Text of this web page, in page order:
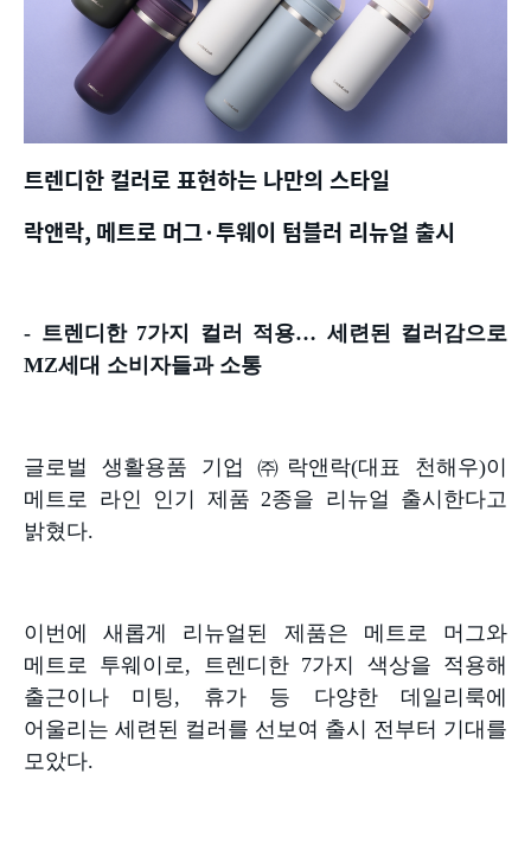
트렌디한 컬러로 표현하는 나만의 스타일
락앤락, 메트로 머그·투웨이 텀블러 리뉴얼 출시
- 트렌디한7가지 컬러 적용… 세련된 컬러감으로
MZ세대 소비자들과 소통
글로벌 생활용품 기업 ㈜락앤락(대표 천해우)이
메트로 라인 인기 제품 2종을 리뉴얼 출시한다고
밝혔다.
이번에 새롭게 리뉴얼된 제품은 메트로 머그와
메트로 투웨이로, 트렌디한7가지 색상을 적용해
출근이나 미팅, 휴가 등 다양한 데일리룩에
어울리는 세련된 컬러를 선보여 출시 전부터 기대를
모았다.